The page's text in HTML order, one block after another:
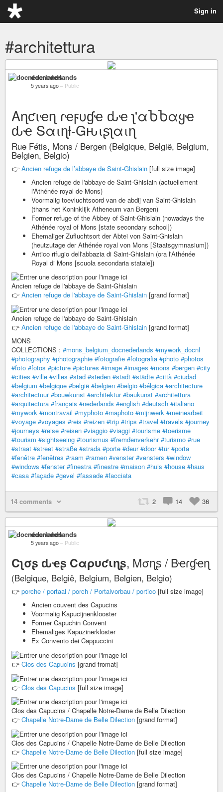
Sign in
#architettura
docnederlands
5 years ago – Public
Aɳƈιҽɳ ɾҽϝυɠҽ ԃҽ ʅ'αႦႦαყҽ
ԃҽ Sαιɳƚ-Gԋιʂʅαιɳ
Rue Fétis, Mons / Bergen (Belgique, België, Belgium,
Belgien, Belgio)
👉 Ancien refuge de l’abbaye de Saint-Ghislain [full size image]
Ancien refuge de l'abbaye de Saint-Ghislain (actuellement
l'Athénée royal de Mons)
Voormalig toevluchtsoord van de abdij van Saint-Ghislain
(thans het Koninklijk Atheneum van Bergen)
Former refuge of the Abbey of Saint-Ghislain (nowadays the
Athénée royal of Mons [state secondary school])
Ehemaliger Zufluchtsort der Abtei von Saint-Ghislain
(heutzutage der Athénée royal von Mons [Staatsgymnasium])
Antico rifugio dell'abbazia di Saint-Ghislain (ora l'Athénée
Royal di Mons [scuola secondaria statale])
Ancien refuge de l'abbaye de Saint-Ghislain
👉 Ancien refuge de l'abbaye de Saint-Ghislain [grand format]
Ancien refuge de l'abbaye de Saint-Ghislain
👉 Ancien refuge de l'abbaye de Saint-Ghislain [grand format]
MONS
COLLECTIONS : #mons_belgium_docnederlands #mywork_docnl
#photography #photographie #fotografie #fotografia #photo #photos
#foto #fotos #picture #pictures #image #images #mons #bergen #city
#cities #ville #villes #stad #steden #stadt #städte #città #ciudad
#belgium #belgique #belgië #belgien #belgio #bélgica #architecture
#architectuur #bouwkunst #architektur #baukunst #architettura
#arquitectura #français #nederlands #english #deutsch #italiano
#mywork #montravail #myphoto #maphoto #mijnwerk #meinearbeit
#voyage #voyages #reis #reizen #trip #trips #travel #travels #journey
#journeys #reise #reisen #viaggio #viaggi #tourisme #toerisme
#tourism #sightseeing #tourismus #fremdenverkehr #turismo #rue
#straat #street #straße #strada #porte #deur #door #tür #porta
#fenêtre #fenêtres #raam #ramen #venster #vensters #window
#windows #fenster #finestra #finestre #maison #huis #house #haus
#casa #façade #gevel #fassade #facciata
14 comments 2 14 36
docnederlands
5 years ago – Public
Cʅσʂ ԃҽʂ Cαρυƈιɳʂ, Mσɳʂ / Bҽɾɠҽɳ
(Belgique, België, Belgium, Belgien, Belgio)
👉 porche / portaal / porch / Portalvorbau / portico [full size image]
Ancien couvent des Capucins
Voormalig Kapucijnenklooster
Former Capuchin Convent
Ehemaliges Kapuzinerkloster
Ex Convento dei Cappuccini
👉 Clos des Capucins [grand fromat]
👉 Clos des Capucins [full size image]
Clos des Capucins / Chapelle Notre-Dame de Belle Dilection
👉 Chapelle Notre-Dame de Belle Dilection [grand format]
Clos des Capucins / Chapelle Notre-Dame de Belle Dilection
👉 Chapelle Notre-Dame de Belle Dilection [full size image]
Clos des Capucins / Chapelle Notre-Dame de Belle Dilection
👉 Chapelle Notre-Dame de Belle Dilection [grand format]